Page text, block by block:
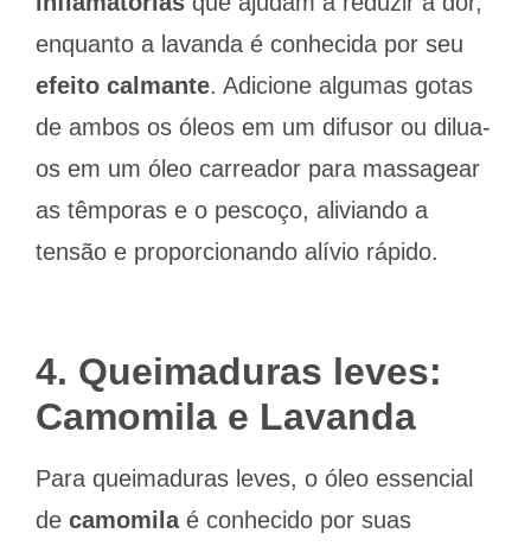
enquanto a lavanda é conhecida por seu
efeito calmante. Adicione algumas gotas
de ambos os óleos em um difusor ou dilua-
os em um óleo carreador para massagear
as têmporas e o pescoço, aliviando a
tensão e proporcionando alívio rápido.
4. Queimaduras leves:
Camomila e Lavanda
Para queimaduras leves, o óleo essencial
de camomilaé conhecido por suas